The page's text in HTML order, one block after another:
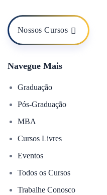
Nossos Cursos
Navegue Mais
Graduação
Pós-Graduação
MBA
Cursos Livres
Eventos
Todos os Cursos
Trabalhe Conosco